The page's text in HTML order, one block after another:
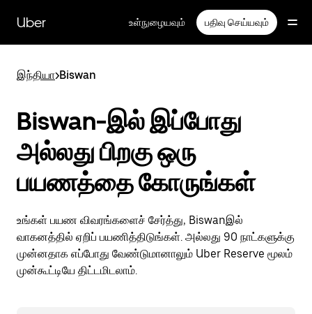
பக்கத்திற்குச்
செல்லவும்
Uber உள்நுழையவும் பதிவு செய்யவும்
இந்தியா>Biswan
Biswan-இல் இப்போது
அல்லது பிறகு ஒரு
பயணத்தை கோருங்கள்
உங்கள் பயண விவரங்களைச் சேர்த்து, Biswanஇல்
வாகனத்தில் ஏறிப் பயணித்திடுங்கள். அல்லது 90 நாட்களுக்கு
முன்னதாக எப்போது வேண்டுமானாலும் Uber Reserve மூலம்
முன்கூட்டியே திட்டமிடலாம்.